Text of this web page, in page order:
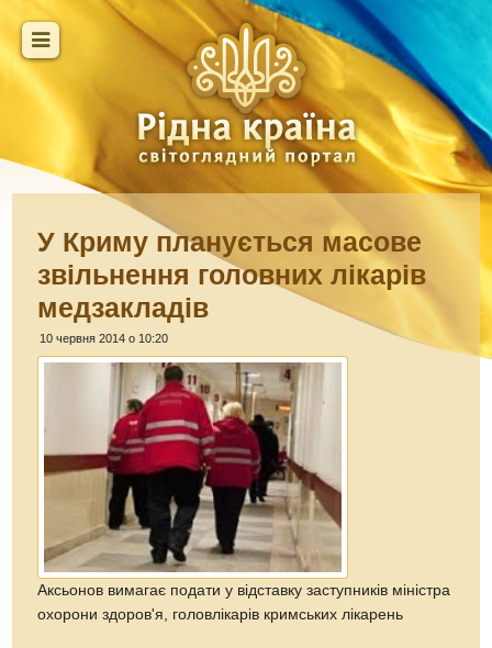
У Криму планується масове
звільнення головних лікарів
медзакладів
10 червня 2014 о 10:20
Аксьонов вимагає подати у відставку заступників міністра
охорони здоров'я, головлікарів кримських лікарень